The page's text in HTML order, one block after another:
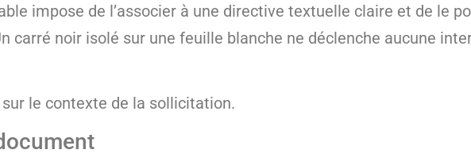
impose de l’associer à une directive textuelle claire et de le
carré noir isolé sur une feuille blanche ne déclenche aucune
le contexte de la sollicitation.